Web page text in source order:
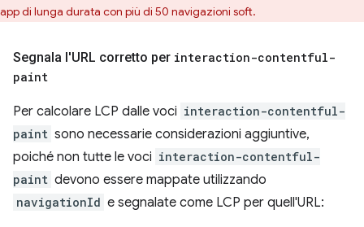
app di lunga durata con più di 50 navigazioni soft.
Segnala l'URL corretto per interaction-contentful-
paint
Per calcolare LCP dalle voci interaction-contentful-
paint sono necessarie considerazioni aggiuntive,
poiché non tutte le voci interaction-contentful-
paint devono essere mappate utilizzando
navigationId e segnalate come LCP per quell'URL: